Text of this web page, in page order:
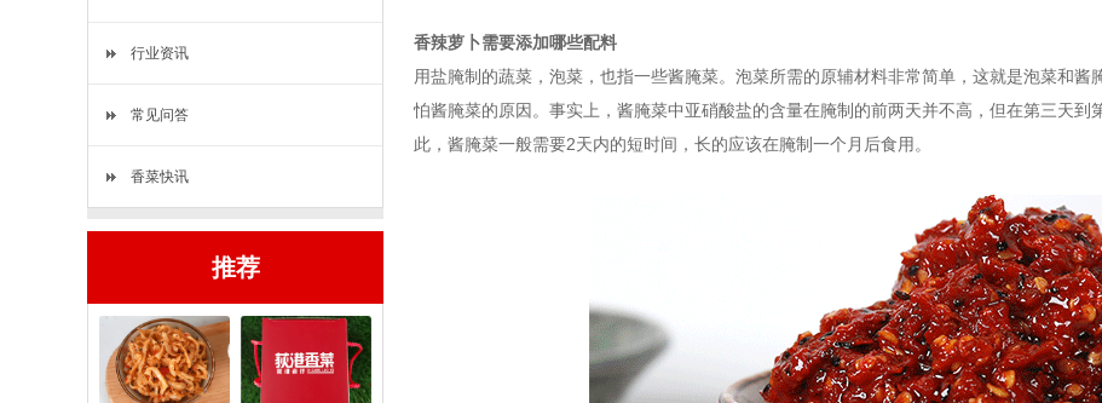
行业资讯
常见问答
香菜快讯
推荐
香辣萝卜需要添加哪些配料
用盐腌制的蔬菜，泡菜，也指一些酱腌菜。泡菜所需的原辅材料非常简单，这就是泡菜和
怕酱腌菜的原因。事实上，酱腌菜中亚硝酸盐的含量在腌制的前两天并不高，但在第三天
此，酱腌菜一般需要2天内的短时间，长的应该在腌制一个月后食用。